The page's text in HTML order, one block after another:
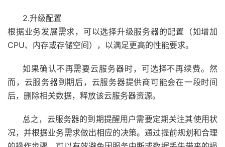
2.升级配置
根据业务发展需求，可以选择升级服务器的配置（如增加
CPU、内存或存储空间），以满足更高的性能要求。
如果确认不再需要云服务器时，可选择不再续费。然
而，云服务器到期后，云服务器提供商可能会在一段时间
后，删除相关数据，释放该云服务器资源。
总之，云服务器的到期提醒用户需要定期关注其使用状
况，并根据业务需求做出相应的决策。通过提前规划和合理